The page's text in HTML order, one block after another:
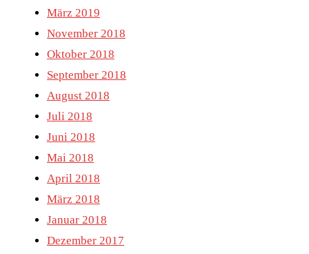
März 2019
November 2018
Oktober 2018
September 2018
August 2018
Juli 2018
Juni 2018
Mai 2018
April 2018
März 2018
Januar 2018
Dezember 2017